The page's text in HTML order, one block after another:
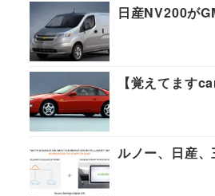
日産NV200が
【覚えてます
ルノー、日産